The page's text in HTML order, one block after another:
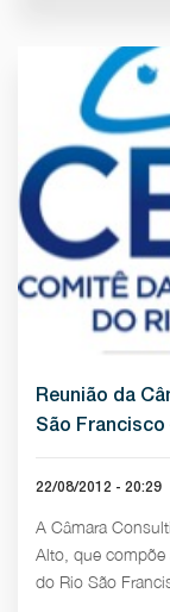
Reunião da
São
22/08/2012 - 20:29
A Câmara
Alto, que compõe
do Rio São